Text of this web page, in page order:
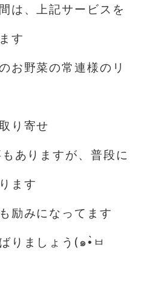
は、上記サービスを
す
お野菜の常連様のリ
り寄せ
ありますが、普段に
ます
励みになってます
りましょう(๑•̀ㅂ